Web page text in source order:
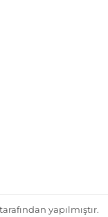
yapılmıştır.